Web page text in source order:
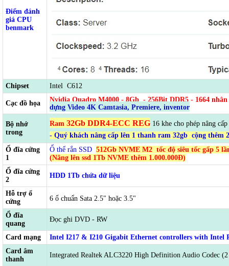
Điểm đánh
giá CPU
benmark
Chipset Intel C612
Cạc đồ họa Nvidia Quadro M4000 - 8Gb - 256Bit DDR5 - 1664 nhân
dựng Video 4K Camtasia, Premiere, inventor
Bộ nhớ
trong
Ram 32Gb DDR4-ECC REG 16 khe cho phép nâng
- Quý khách nâng cấp lên 1 thanh ram 32gb cộng thêm
Ổ đĩa cứng
1
Ổ thể rắn SSD 512Gb NVME M2 tốc độ siêu tốc gấp 5
(Nâng lên ssd 1Tb NVME thêm 1.000.000Đ)
Ổ đĩa cứng
2
HDD 1Tb chứa dữ liệu
Hỗ trợ ổ
cứng
6 ổ chuẩn Sata 2.5" hoặc 3.5"
Ổ đĩa
quang
Đọc ghi DVD - RW
Card mạng
Intel I217 & I210 Gigabit Ethernet controllers with Intel
Card âm
thanh
Integrated Realtek ALC3220 High Definition Audio Codec (2